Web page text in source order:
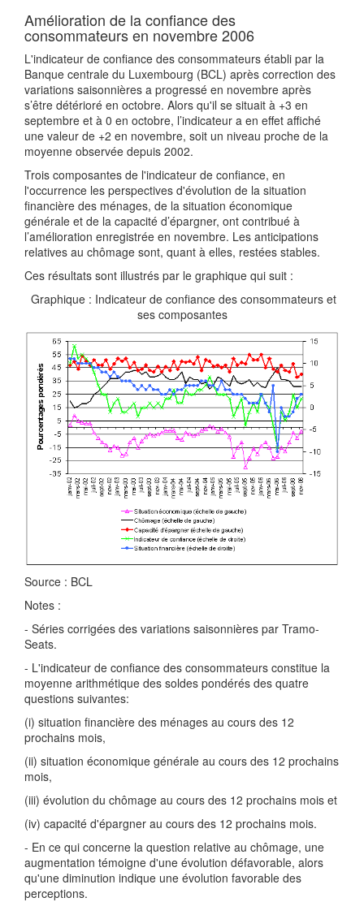
Amélioration de la confiance des
consommateurs en novembre 2006
L'indicateur de confiance des consommateurs établi par la
Banque centrale du Luxembourg (BCL) après correction des
variations saisonnières a progressé en novembre après
s’être détérioré en octobre. Alors qu'il se situait à +3 en
septembre et à 0 en octobre, l’indicateur a en effet affiché
une valeur de +2 en novembre, soit un niveau proche de la
moyenne observée depuis 2002.
Trois composantes de l'indicateur de confiance, en
l'occurrence les perspectives d'évolution de la situation
financière des ménages, de la situation économique
générale et de la capacité d’épargner, ont contribué à
l’amélioration enregistrée en novembre. Les anticipations
relatives au chômage sont, quant à elles, restées stables.
Ces résultats sont illustrés par le graphique qui suit :
Graphique : Indicateur de confiance des consommateurs et
ses composantes
Source : BCL
Notes :
- Séries corrigées des variations saisonnières par Tramo-
Seats.
- L'indicateur de confiance des consommateurs constitue la
moyenne arithmétique des soldes pondérés des quatre
questions suivantes:
(i) situation financière des ménages au cours des 12
prochains mois,
(ii) situation économique générale au cours des 12 prochains
mois,
(iii) évolution du chômage au cours des 12 prochains mois et
(iv) capacité d'épargner au cours des 12 prochains mois.
- En ce qui concerne la question relative au chômage, une
augmentation témoigne d'une évolution défavorable, alors
qu'une diminution indique une évolution favorable des
perceptions.